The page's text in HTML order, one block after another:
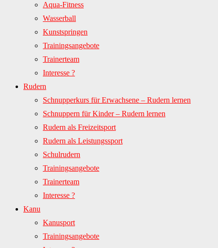
Aqua-Fitness
Wasserball
Kunstspringen
Trainingsangebote
Trainerteam
Interesse ?
Rudern
Schnupperkurs für Erwachsene – Rudern lernen
Schnuppern für Kinder – Rudern lernen
Rudern als Freizeitsport
Rudern als Leistungssport
Schulrudern
Trainingsangebote
Trainerteam
Interesse ?
Kanu
Kanusport
Trainingsangebote